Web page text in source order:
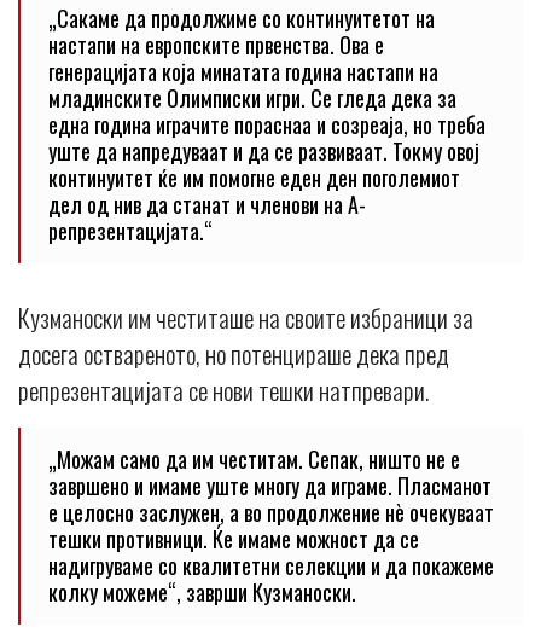
„Сакаме да продолжиме со континуитетот на
настапи на европските првенства. Ова е
генерацијата која минатата година настапи на
младинските Олимписки игри. Се гледа дека за
една година играчите пораснаа и созреаја, но треба
уште да напредуваат и да се развиваат. Токму овој
континуитет ќе им помогне еден ден поголемиот
дел од нив да станат и членови на А-
репрезентацијата.“
Кузманоски им честиташе на своите избраници за
досега оствареното, но потенцираше дека пред
репрезентацијата се нови тешки натпревари.
„Можам само да им честитам. Сепак, ништо не е
завршено и имаме уште многу да играме. Пласманот
е целосно заслужен, а во продолжение нè очекуваат
тешки противници. Ќе имаме можност да се
надигруваме со квалитетни селекции и да покажеме
колку можеме“, заврши Кузманоски.